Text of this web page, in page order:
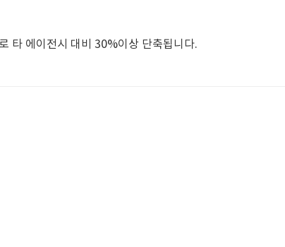
타 에이전시 대비 30%이상 단축됩니다.